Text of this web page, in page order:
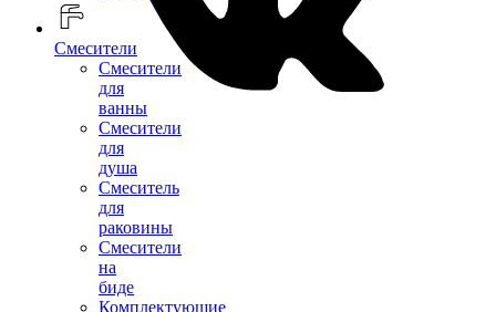
Смесители
Смесители
для
ванны
Смесители
для
душа
Смеситель
для
раковины
Смесители
на
биде
Комплектующие